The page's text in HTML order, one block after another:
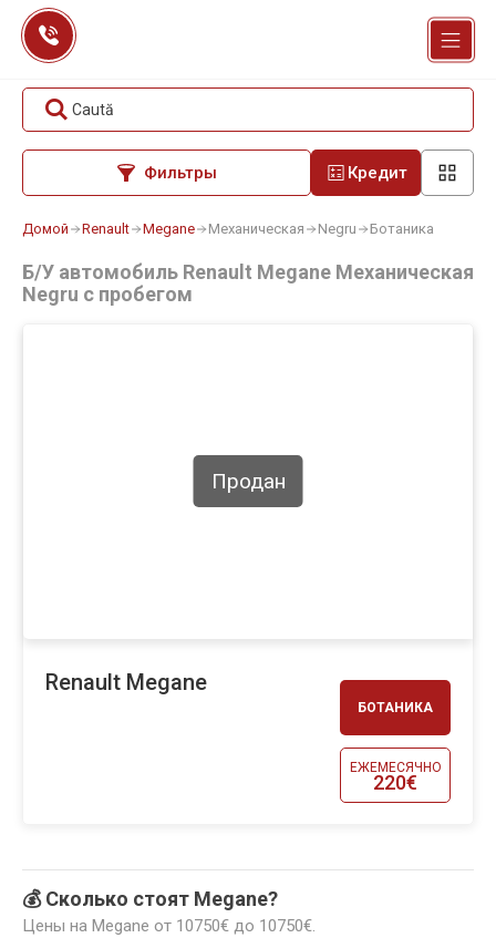
Перейти
содержанию
Caută
Фильтры Кредит
Домой Renault Megane Механическая Negru Ботаника
Б/У автомобиль Renault Megane Механическая
Negru с пробегом
БОТАНИКА
ЕЖЕМЕСЯЧНО
220€
Продан
Renault Megane
💰 Сколько стоят Megane?
Цены на Megane от 10750€ до 10750€.